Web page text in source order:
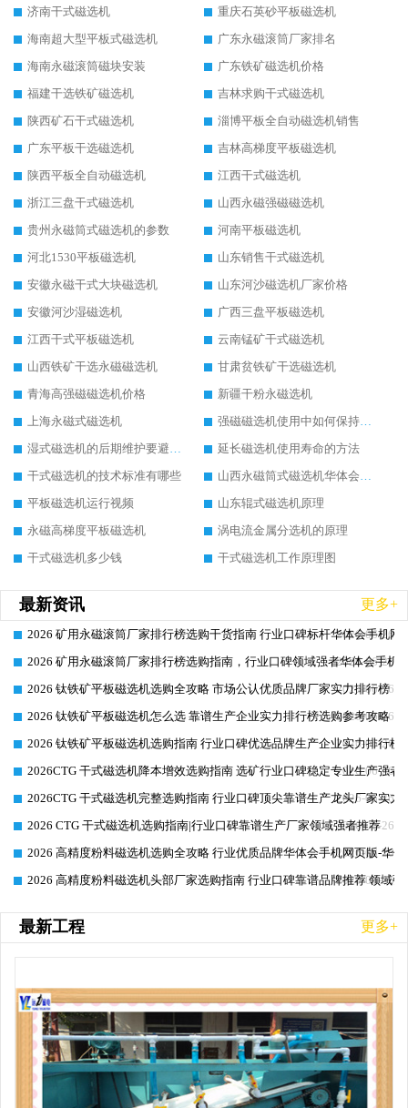
济南干式磁选机
重庆石英砂平板磁选机
海南超大型平板式磁选机
广东永磁滚筒厂家排名
海南永磁滚筒磁块安装
广东铁矿磁选机价格
福建干选铁矿磁选机
吉林求购干式磁选机
陕西矿石干式磁选机
淄博平板全自动磁选机销售
广东平板干选磁选机
吉林高梯度平板磁选机
陕西平板全自动磁选机
江西干式磁选机
浙江三盘干式磁选机
山西永磁强磁磁选机
贵州永磁筒式磁选机的参数
河南平板磁选机
河北1530平板磁选机
山东销售干式磁选机
安徽永磁干式大块磁选机
山东河沙磁选机厂家价格
安徽河沙湿磁选机
广西三盘平板磁选机
江西干式平板磁选机
云南锰矿干式磁选机
山西铁矿干选永磁磁选机
甘肃贫铁矿干选磁选机
青海高强磁磁选机价格
新疆干粉永磁选机
上海永磁式磁选机
强磁磁选机使用中如何保持其顺畅运行
湿式磁选机的后期维护要避开哪些坑
延长磁选机使用寿命的方法
干式磁选机的技术标准有哪些
山西永磁筒式磁选机华体会手机网页版-华体会(中国)
平板磁选机运行视频
山东辊式磁选机原理
永磁高梯度平板磁选机
涡电流金属分选机的原理
干式磁选机多少钱
干式磁选机工作原理图
最新资讯 更多+
2026-06-26
2026 矿用永磁滚筒厂家排行榜选购干货指南 行业口碑标杆华体会手机网
2026-06-26
2026 矿用永磁滚筒厂家排行榜选购指南，行业口碑领域强者华体会手机
2026-06-26
2026 钛铁矿平板磁选机选购全攻略 市场公认优质品牌厂家实力排行榜
2026-06-26
2026 钛铁矿平板磁选机怎么选 靠谱生产企业实力排行榜选购参考攻略
2026-06-26
2026 钛铁矿平板磁选机选购指南 行业口碑优选品牌生产企业实力排行榜
2026-06-26
2026CTG 干式磁选机降本增效选购指南 选矿行业口碑稳定专业生产强者
2026-06-26
2026CTG 干式磁选机完整选购指南 行业口碑顶尖靠谱生产龙头厂家实力
2026-06-26
2026 CTG 干式磁选机选购指南|行业口碑靠谱生产厂家领域强者推荐
2026-06-26
2026 高精度粉料磁选机选购全攻略 行业优质品牌华体会手机网页版-华
2026-06-26
2026 高精度粉料磁选机头部厂家选购指南 行业口碑靠谱品牌推荐 领域
最新工程 更多+